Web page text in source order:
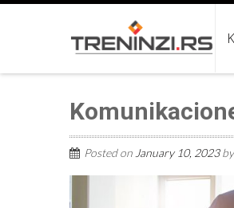
Posted on January 10, 2023by